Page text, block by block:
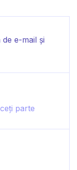
e-mail și
parte